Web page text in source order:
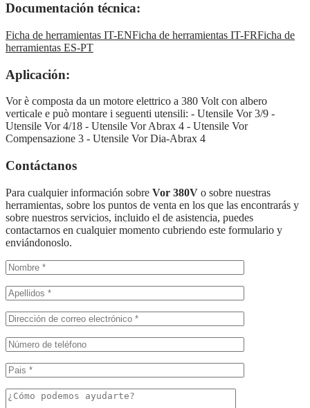
Documentación técnica:
Ficha de herramientas IT-ENFicha de herramientas IT-FRFicha de
herramientas ES-PT
Aplicación:
Vor è composta da un motore elettrico a 380 Volt con albero
verticale e può montare i seguenti utensili: - Utensile Vor 3/9 -
Utensile Vor 4/18 - Utensile Vor Abrax 4 - Utensile Vor
Compensazione 3 - Utensile Vor Dia-Abrax 4
Contáctanos
Para cualquier información sobre Vor 380V o sobre nuestras
herramientas, sobre los puntos de venta en los que las encontrarás y
sobre nuestros servicios, incluido el de asistencia, puedes
contactarnos en cualquier momento cubriendo este formulario y
enviándonoslo.